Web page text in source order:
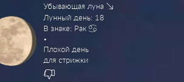
Убывающая луна
Лунный день: 18
В знаке: Рак
Плохой день
для стрижки